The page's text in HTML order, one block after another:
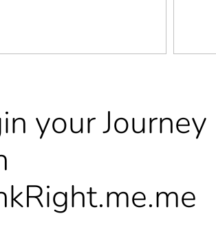
your Journey